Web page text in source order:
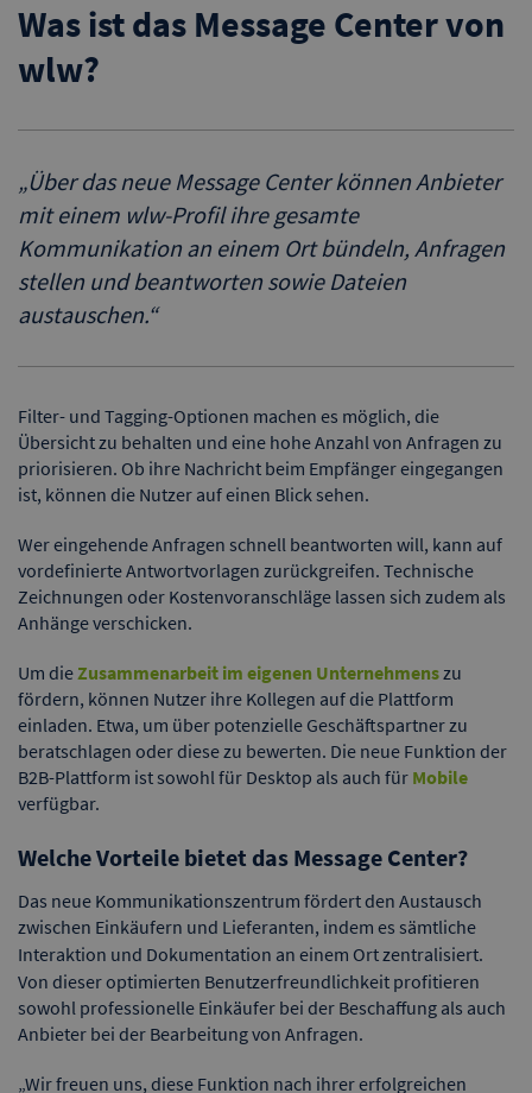
Was ist das Message Center von
wlw?
„Über das neue Message Center können Anbieter
mit einem wlw-Profil ihre gesamte
Kommunikation an einem Ort bündeln, Anfragen
stellen und beantworten sowie Dateien
austauschen.“
Filter- und Tagging-Optionen machen es möglich, die
Übersicht zu behalten und eine hohe Anzahl von Anfragen zu
priorisieren. Ob ihre Nachricht beim Empfänger eingegangen
ist, können die Nutzer auf einen Blick sehen.
Wer eingehende Anfragen schnell beantworten will, kann auf
vordefinierte Antwortvorlagen zurückgreifen. Technische
Zeichnungen oder Kostenvoranschläge lassen sich zudem als
Anhänge verschicken.
Um dieZusammenarbeit im eigenen Unternehmenszu
fördern, können Nutzer ihre Kollegen auf die Plattform
einladen. Etwa, um über potenzielle Geschäftspartner zu
beratschlagen oder diese zu bewerten. Die neue Funktion der
B2B-Plattform ist sowohl für Desktop als auch für Mobile
verfügbar.
Welche Vorteile bietet das Message Center?
Das neue Kommunikationszentrum fördert den Austausch
zwischen Einkäufern und Lieferanten, indem es sämtliche
Interaktion und Dokumentation an einem Ortzentralisiert.
Von dieser optimierten Benutzerfreundlichkeit profitieren
sowohl professionelle Einkäufer bei der Beschaffung als auch
Anbieter bei der Bearbeitung von Anfragen.
„Wir freuen uns, diese Funktion nach ihrer erfolgreichen